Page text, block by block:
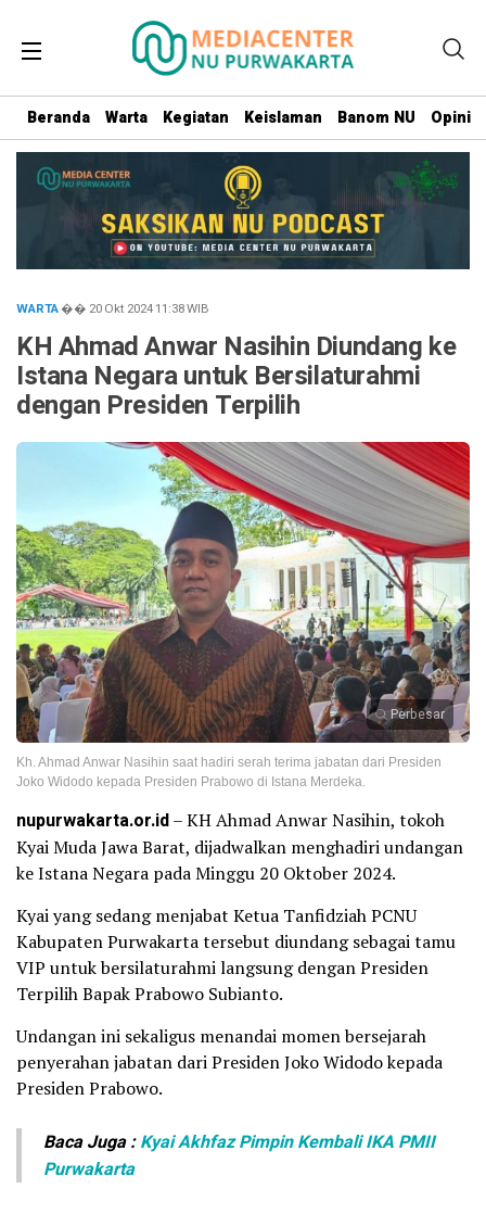
Beranda Warta Kegiatan Keislaman Banom NU Opini
WARTA�� 20 Okt 202411:38WIB
KH Ahmad Anwar Nasihin Diundang ke
Istana Negara untuk Bersilaturahmi
dengan Presiden Terpilih
Perbesar
Kh. Ahmad Anwar Nasihin saat hadiri serah terima jabatan dari Presiden
Joko Widodo kepada Presiden Prabowo di Istana Merdeka.
nupurwakarta.or.id– KH Ahmad Anwar Nasihin, tokoh
Kyai Muda Jawa Barat, dijadwalkan menghadiri undangan
ke Istana Negara pada Minggu 20 Oktober 2024.
Kyai yang sedang menjabat Ketua Tanfidziah PCNU
Kabupaten Purwakarta tersebut diundang sebagai tamu
VIP untuk bersilaturahmi langsung dengan Presiden
Terpilih Bapak Prabowo Subianto.
Undangan ini sekaligus menandai momen bersejarah
penyerahan jabatan dari Presiden Joko Widodo kepada
Presiden Prabowo.
Baca Juga :Kyai Akhfaz Pimpin Kembali IKA PMII
Purwakarta